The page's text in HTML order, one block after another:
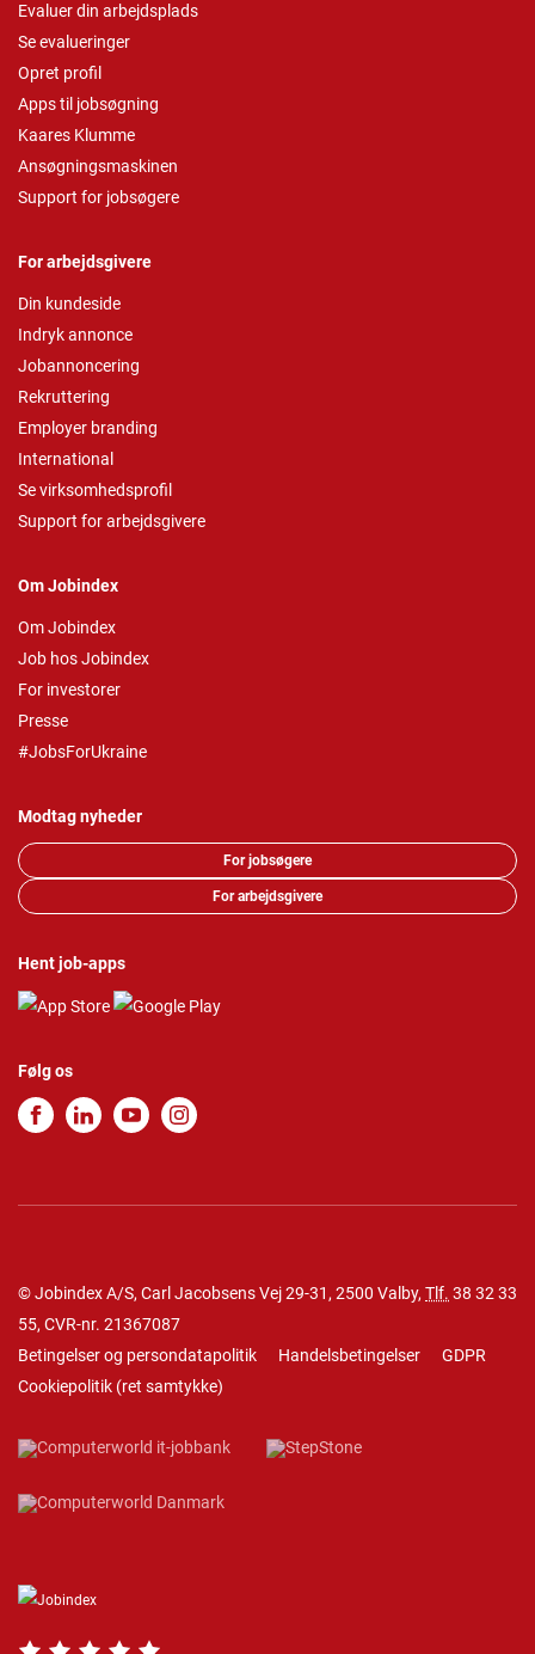
Evaluer din arbejdsplads
Se evalueringer
Opret profil
Apps til jobsøgning
Kaares Klumme
Ansøgningsmaskinen
Support for jobsøgere
For arbejdsgivere
Din kundeside
Indryk annonce
Jobannoncering
Rekruttering
Employer branding
International
Se virksomhedsprofil
Support for arbejdsgivere
Om Jobindex
Om Jobindex
Job hos Jobindex
For investorer
Presse
#JobsForUkraine
Modtag nyheder
For jobsøgere
For arbejdsgivere
Hent job-apps
Følg os
© Jobindex A/S, Carl Jacobsens Vej 29-31, 2500 Valby, Tlf. 38 32 33
55, CVR-nr. 21367087
Betingelser og persondatapolitik
Handelsbetingelser
GDPR
Cookiepolitik (ret samtykke)